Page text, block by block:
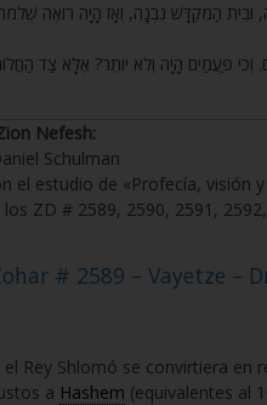
הַמִּקְדָּשׁ נִבְנָה, וְאָז הָיָה רוֹאֶה
פַּעֲמַיִם הָיָה וְלֹא יוֹתֵר? אֶלָּא צַד
Nefesh:
Schulman
el estudio de «Profecía, visión
ZD # 2589, 2590, 2591,
# 2589 – Vayetze –
el Rey Shlomó se convirtiera en
a Hashem (equivalentes al